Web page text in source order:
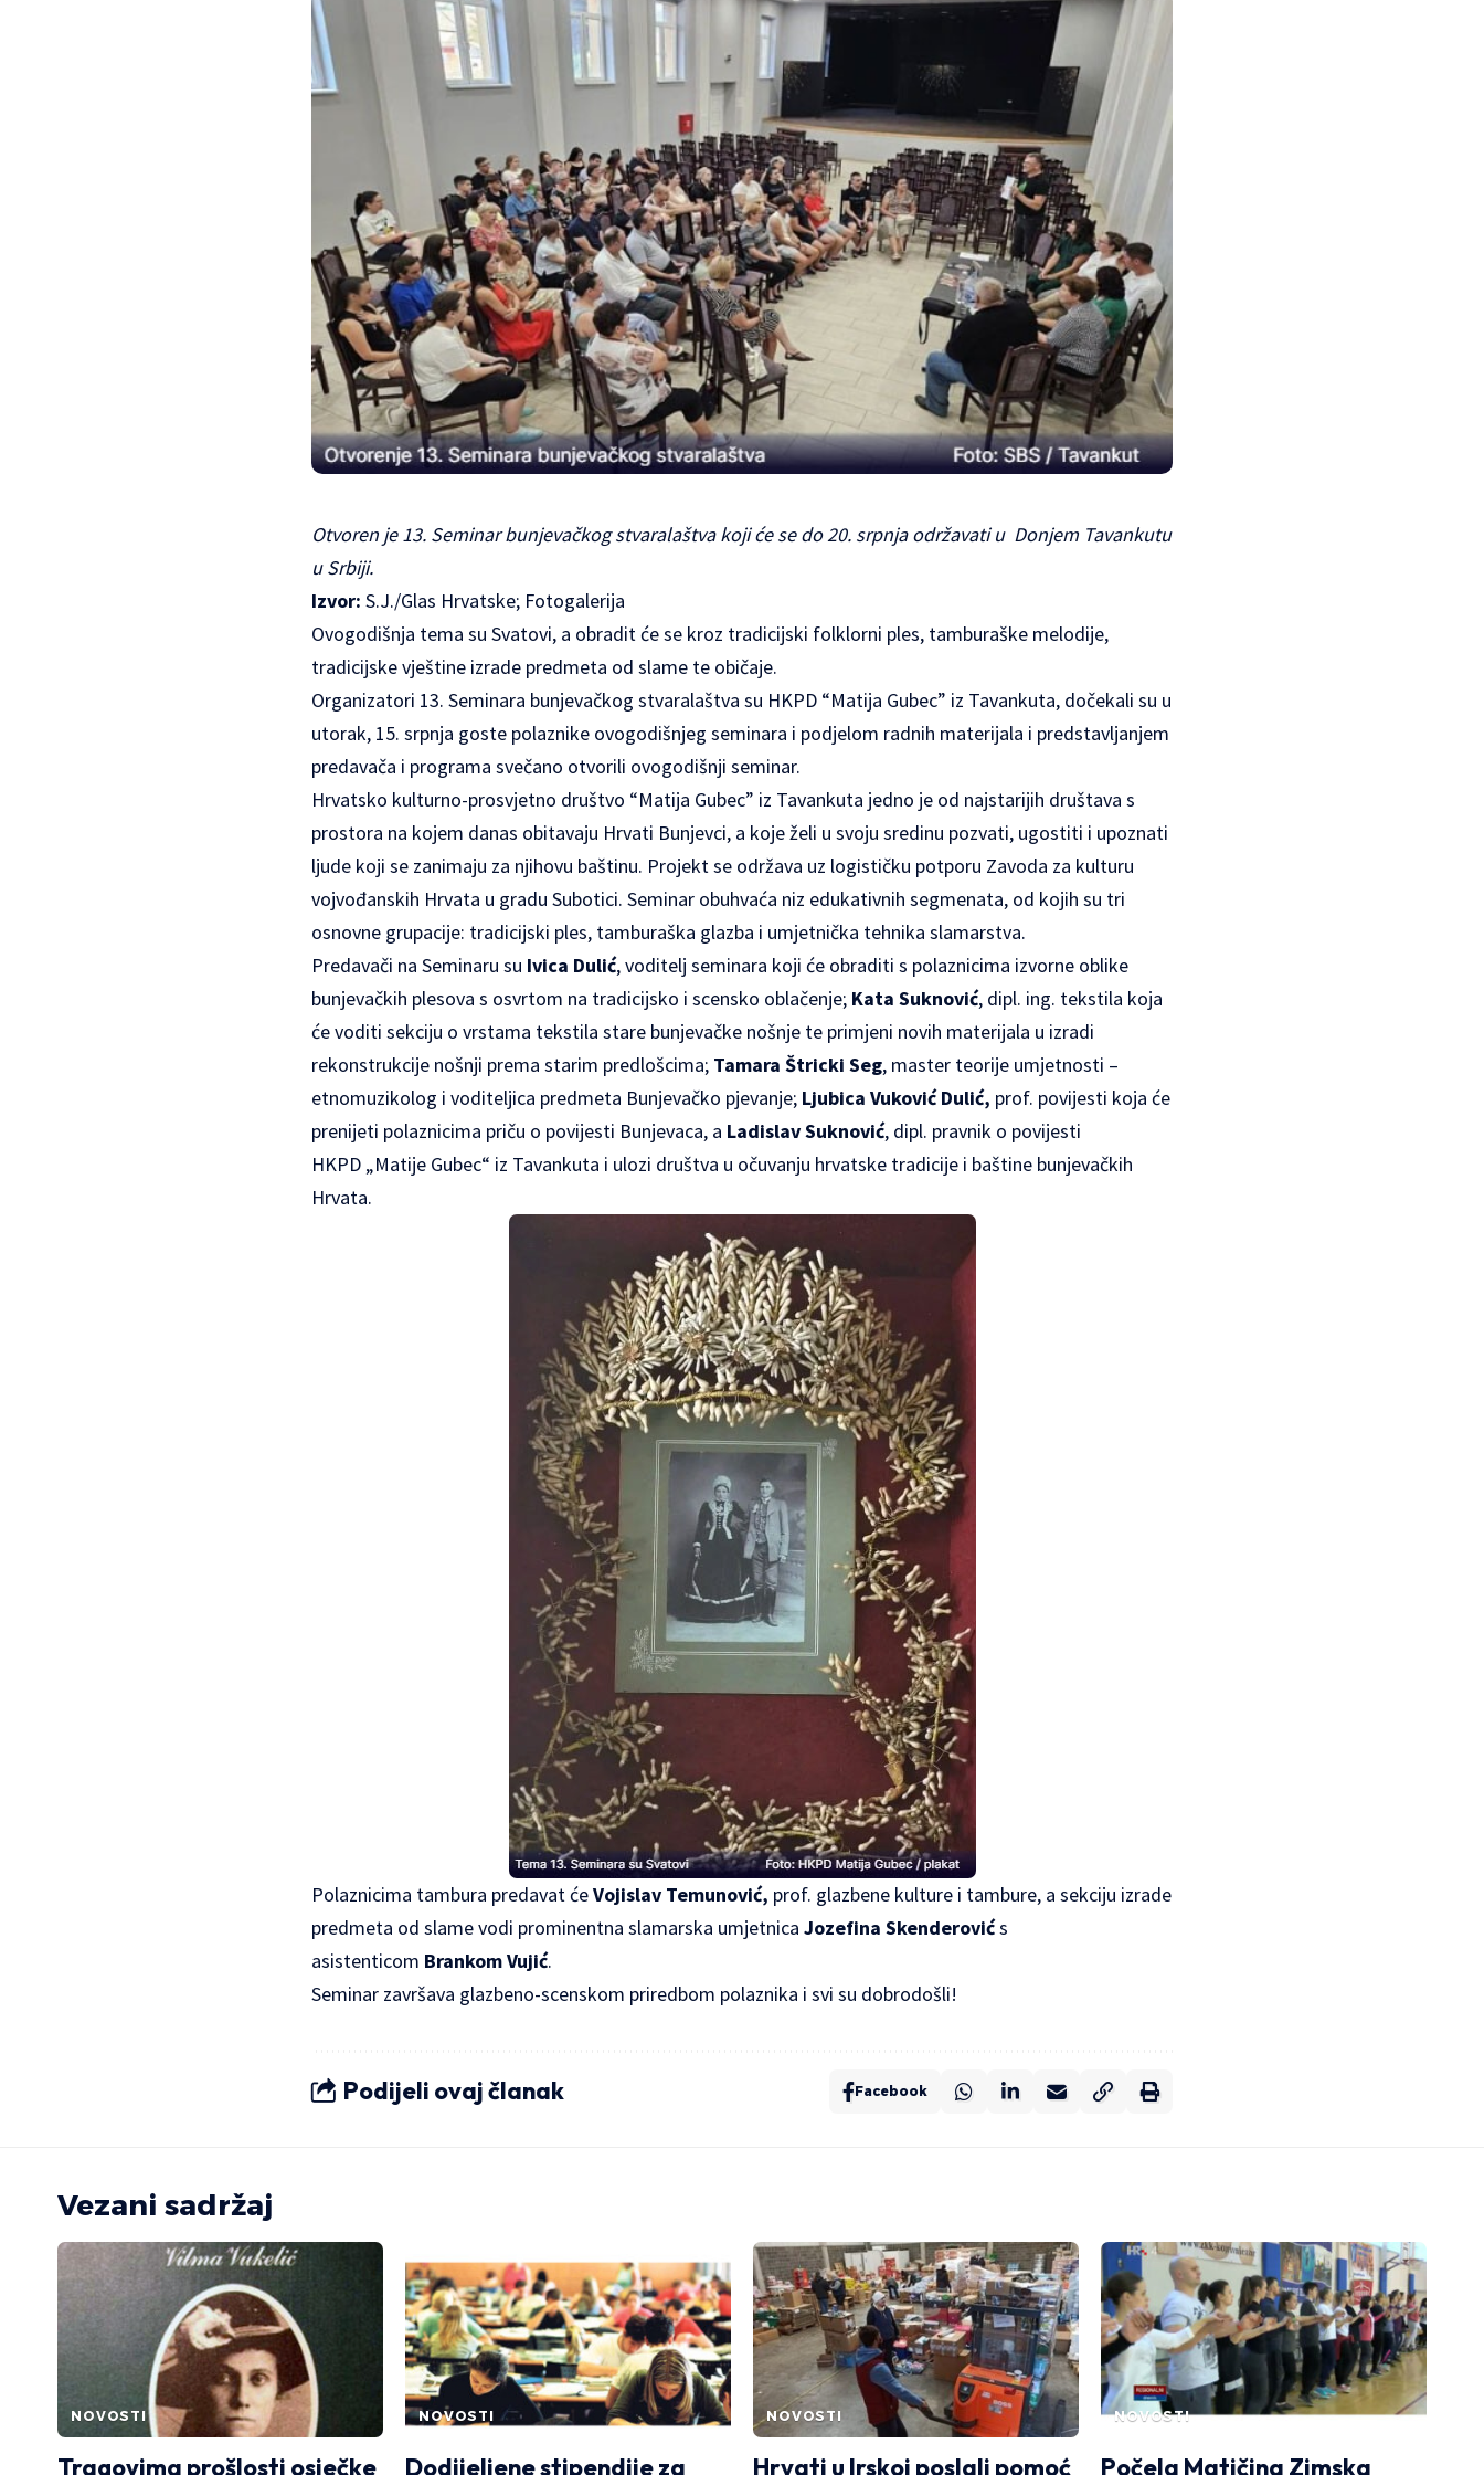
Otvoren je13. Seminar bunjevačkog stvaralaštvakoji će se do 20. srpnja održavati u Donjem Tavankutu
u Srbiji.
Izvor: S.J./Glas Hrvatske; Fotogalerija
Ovogodišnja tema su Svatovi, a obradit će se kroz tradicijski folklorni ples, tamburaške melodije,
tradicijske vještine izrade predmeta od slame te običaje.
Organizatori 13. Seminara bunjevačkog stvaralaštva su HKPD “Matija Gubec” iz Tavankuta, dočekali su u
utorak, 15. srpnja goste polaznike ovogodišnjeg seminara i podjelom radnih materijala i predstavljanjem
predavača i programa svečano otvorili ovogodišnji seminar.
Hrvatsko kulturno-prosvjetno društvo “Matija Gubec” iz Tavankuta jedno je od najstarijih društava s
prostora na kojem danas obitavaju Hrvati Bunjevci, a koje želi u svoju sredinu pozvati, ugostiti i upoznati
ljude koji se zanimaju za njihovu baštinu. Projekt se održava uz logističku potporu Zavoda za kulturu
vojvođanskih Hrvata u gradu Subotici. Seminar obuhvaća niz edukativnih segmenata, od kojih su tri
osnovne grupacije: tradicijski ples, tamburaška glazba i umjetnička tehnika slamarstva.
Predavači na Seminaru su Ivica Dulić, voditelj seminara koji će obraditi s polaznicima izvorne oblike
bunjevačkih plesova s osvrtom na tradicijsko i scensko oblačenje; Kata Suknović, dipl. ing. tekstila koja
će voditi sekciju o vrstama tekstila stare bunjevačke nošnje te primjeni novih materijala u izradi
rekonstrukcije nošnji prema starim predlošcima; Tamara Štricki Seg, master teorije umjetnosti –
etnomuzikolog i voditeljica predmeta Bunjevačko pjevanje; Ljubica Vuković Dulić, prof. povijesti koja će
prenijeti polaznicima priču o povijesti Bunjevaca, a Ladislav Suknović, dipl. pravnik o povijesti
HKPD „Matije Gubec“ iz Tavankuta i ulozi društva u očuvanju hrvatske tradicije i baštine bunjevačkih
Hrvata.
Polaznicima tambura predavat ćeVojislav Temunović, prof. glazbene kulture i tambure, a sekciju izrade
predmeta od slame vodi prominentna slamarska umjetnica Jozefina Skenderovićs
asistenticom Brankom Vujić.
Seminar završava glazbeno-scenskom priredbom polaznika i svi su dobrodošli!
Podijeli ovaj članak Facebook
Vezani sadržaj
NOVOSTI
Tragovima prošlosti osječke
NOVOSTI
Dodijeljene stipendije za
NOVOSTI
Hrvati u Irskoj poslali pomoć
NOVOSTI
Počela Matičina Zimska